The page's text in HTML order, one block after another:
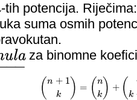
-tih potencija.
suma osmih
ula
−
−
za binomne
(n + 1
k ) = ( n
k) + ( k
+ 1k) =( + nk −